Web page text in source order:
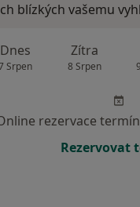
blízkých vašemu
Dnes
Srpen
Zítra
8 Srpen
rezervace
Rezervovat